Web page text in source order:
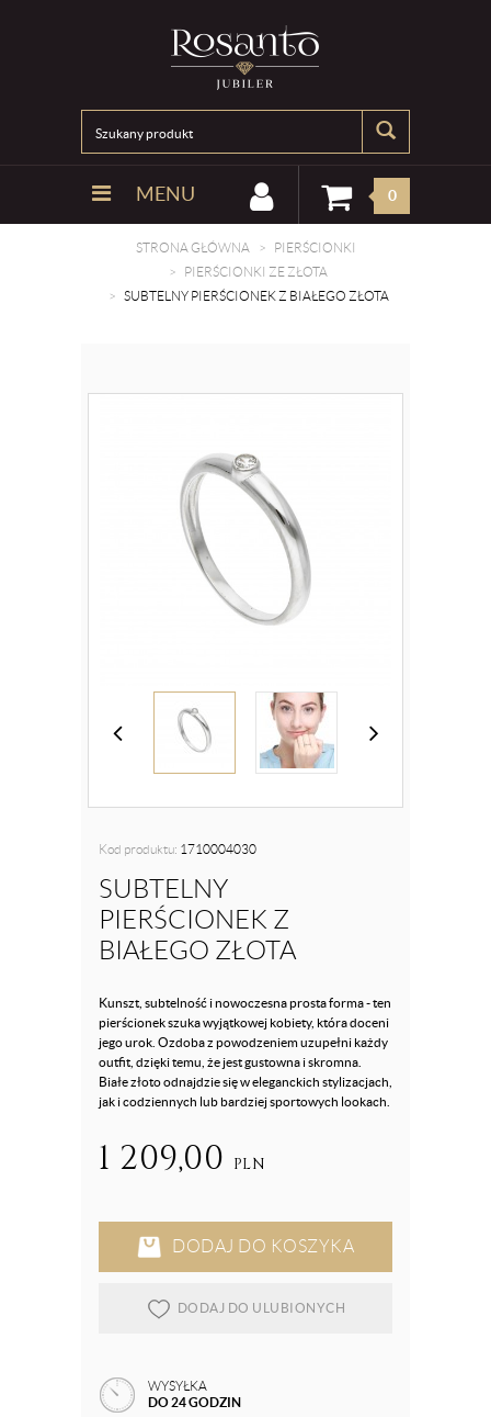
MENU 0
STRONA GŁÓWNA
PIERŚCIONKI
PIERŚCIONKI ZE ZŁOTA
SUBTELNY PIERŚCIONEK Z BIAŁEGO ZŁOTA
Kod produktu: 1710004030
SUBTELNY
PIERŚCIONEK Z
BIAŁEGO ZŁOTA
Kunszt, subtelność i nowoczesna prosta forma - ten
pierścionek szuka wyjątkowej kobiety, która doceni
jego urok. Ozdoba z powodzeniem uzupełni każdy
outfit, dzięki temu, że jest gustowna i skromna.
Białe złoto odnajdzie się w eleganckich stylizacjach,
jak i codziennych lub bardziej sportowych lookach.
1 209,00 PLN
DODAJ DO KOSZYKA
DODAJ DO ULUBIONYCH
WYSYŁKA
DO 24 GODZIN